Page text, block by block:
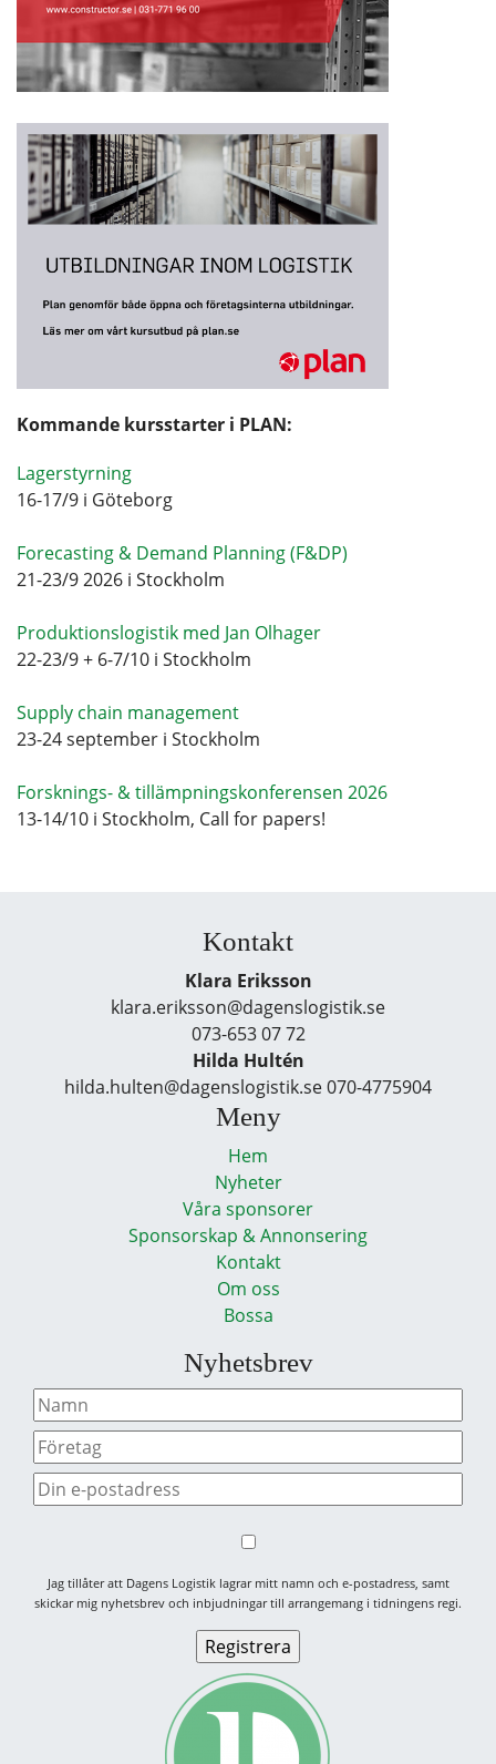
Kommande kursstarter i PLAN:
Lagerstyrning
16-17/9 i Göteborg
Forecasting & Demand Planning (F&DP)
21-23/9 2026 i Stockholm
Produktionslogistik med Jan Olhager
22-23/9 + 6-7/10 i Stockholm
Supply chain management
23-24 september i Stockholm
Forsknings- & tillämpningskonferensen 2026
13-14/10 i Stockholm, Call for papers!
Kontakt
Klara Eriksson
klara.eriksson@dagenslogistik.se
073-653 07 72
Hilda Hultén
hilda.hulten@dagenslogistik.se 070-4775904
Meny
Hem
Nyheter
Våra sponsorer
Sponsorskap & Annonsering
Kontakt
Om oss
Bossa
Nyhetsbrev
Jag tillåter att Dagens Logistik lagrar mitt namn och e-postadress, samt
skickar mig nyhetsbrev och inbjudningar till arrangemang i tidningens regi.